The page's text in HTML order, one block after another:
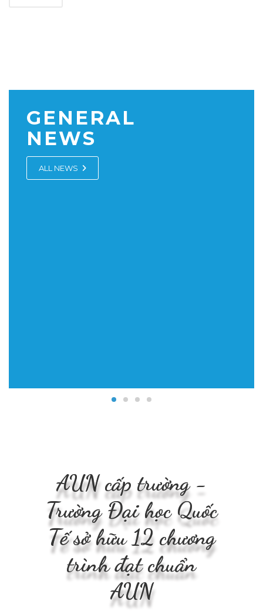
GENERAL
NEWS
ALL NEWS
AUN cấp trường -
Trường Đại học Quốc
Tế sở hữu 12 chương
trình đạt chuẩn
AUN